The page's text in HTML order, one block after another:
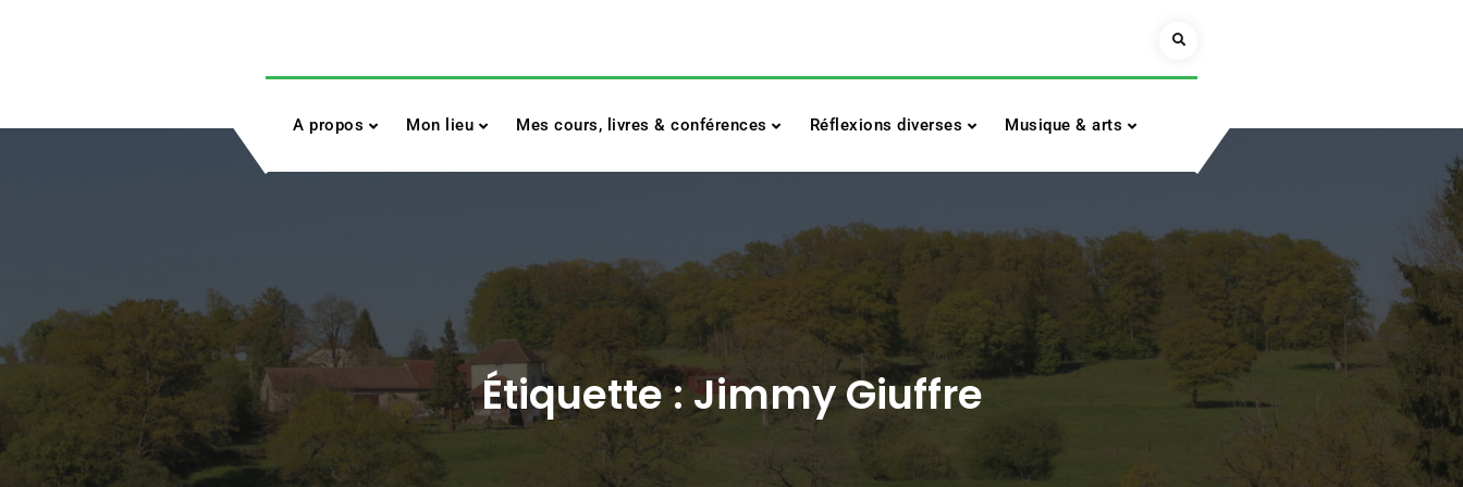
Search
A propos Mon lieu Mes cours, livres & conférences Réflexions diverses Musique & arts
Étiquette :Jimmy Giuffre